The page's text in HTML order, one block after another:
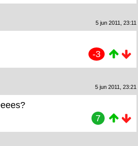
5 jun 2011, 23:11
-3
5 jun 2011, 23:21
7